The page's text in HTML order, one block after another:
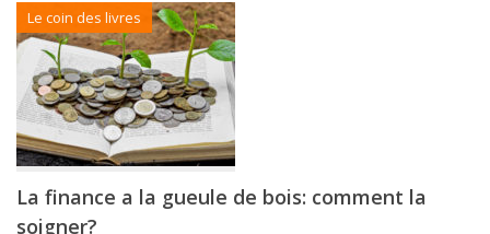
Le coin des livres
La finance a la gueule de bois: comment la
soigner?